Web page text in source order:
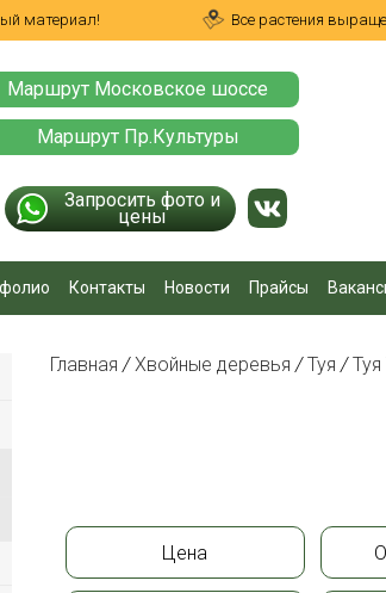
материал! Все растения
Маршрут Московское шоссе
Маршрут Пр.Культуры
Запросить фото и
цены
Контакты Новости Прайсы
Главная / Хвойные деревья / Туя /
Цена